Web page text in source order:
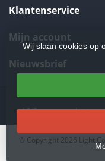
Klantenservice
Mijn account
Nieuwsbrief
4.5/5sterren op basis
Wij slaan cookies op
© Copyright 2026 Light